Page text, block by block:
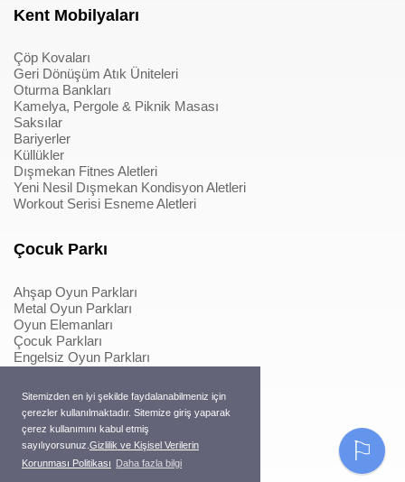
Sitemizden en iyi şekilde faydalanabilmeniz için
çerezler kullanılmaktadır. Sitemize giriş yaparak
çerez kullanımını kabul etmiş
sayılıyorsunuz. Gizlilik ve Kişisel Verilerin
Korunması Politikası Daha fazla bilgi
Kent Mobilyaları
Çöp Kovaları
Geri Dönüşüm Atık Üniteleri
Oturma Bankları
Kamelya, Pergole & Piknik Masası
Saksılar
Bariyerler
Küllükler
Dışmekan Fitnes Aletleri
Yeni Nesil Dışmekan Kondisyon Aletleri
Workout Serisi Esneme Aletleri
Çocuk Parkı
Ahşap Oyun Parkları
Metal Oyun Parkları
Oyun Elemanları
Çocuk Parkları
Engelsiz Oyun Parkları
Oyun Elemanları
Metal Konstrüksiyonlu İpli Tırmanmalar
Ahşap Konstrüksiyonlu İpli Tırmanmalar
Macera Serisi Ürünleri
Trambolinler
Pergole
⚐